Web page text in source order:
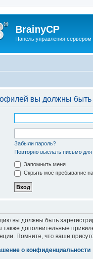
BrainyCP
Панель управления сервером
вы должны быть
Забыли пароль?
Повторно выслать письмо для
Запомнить меня
Скрыть моё пребывание
вы должны быть
также дополнительные
Помните, что ваше
о конфиденциальности